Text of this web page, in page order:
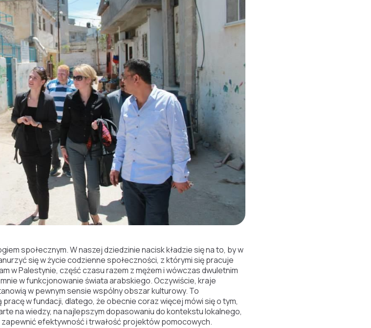
społecznym. W naszej dziedzinie nacisk kładzie się na to, by w
się w życie codzienne społeczności, z którymi się pracuje
w Palestynie, część czasu razem z mężem i wówczas dwuletnim
w funkcjonowanie świata arabskiego. Oczywiście, kraje
w pewnym sensie wspólny obszar kulturowy. To
w fundacji, dlatego, że obecnie coraz więcej mówi się o tym,
na wiedzy, na najlepszym dopasowaniu do kontekstu lokalnego,
efektywność i trwałość projektów pomocowych.